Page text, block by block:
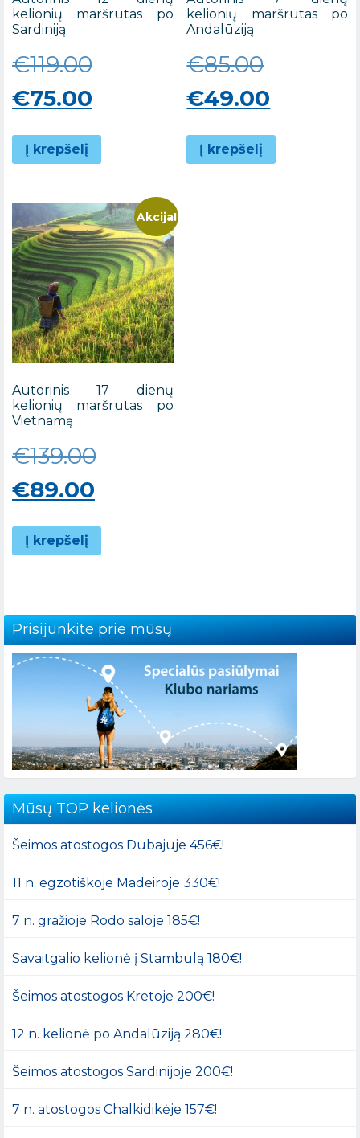
kelionių maršrutas po
Sardiniją
€119.00Original
was:
€119.00.
€75.00
price
is:
€75.00.
Į krepšelį
kelionių maršrutas po
Andalūziją
€85.00Original
price
was:
€85.00.
€49.00
price
is:
Į krepšelį
Akcija!
Autorinis 17 dienų
kelionių maršrutas po
Vietnamą
€139.00Original
was:
€139.00.
€89.00
price
is:
Į krepšelį
Prisijunkite prie mūsų
Mūsų TOP kelionės
Šeimos atostogos Dubajuje 456€!
11 n. egzotiškoje Madeiroje 330€!
7 n. gražioje Rodo saloje 185€!
Savaitgalio kelionė į Stambulą 180€!
Šeimos atostogos Kretoje 200€!
12 n. kelionė po Andalūziją 280€!
Šeimos atostogos Sardinijoje 200€!
7 n. atostogos Chalkidikėje 157€!